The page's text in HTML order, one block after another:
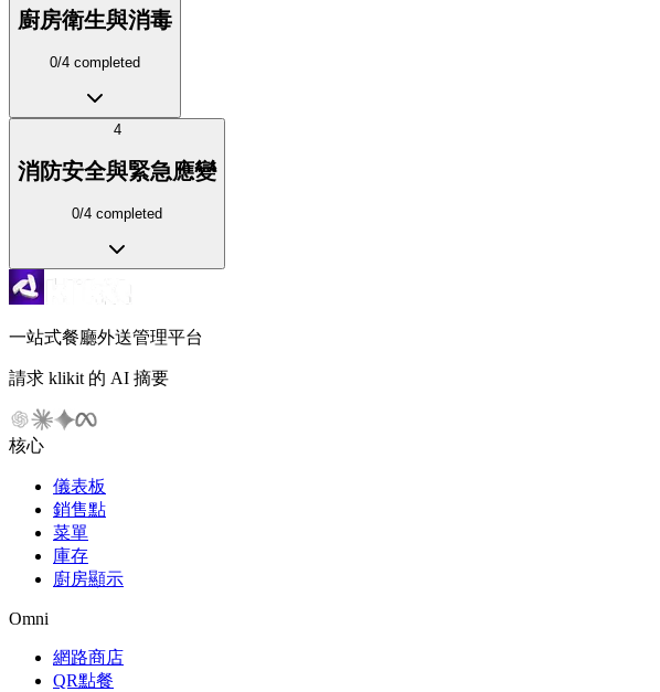
廚房衛生與消毒
0/4 completed
4
消防安全與緊急應變
0/4 completed
一站式餐廳外送管理平台
請求 klikit 的 AI 摘要
核心
儀表板
銷售點
菜單
庫存
廚房顯示
Omni
網路商店
QR點餐